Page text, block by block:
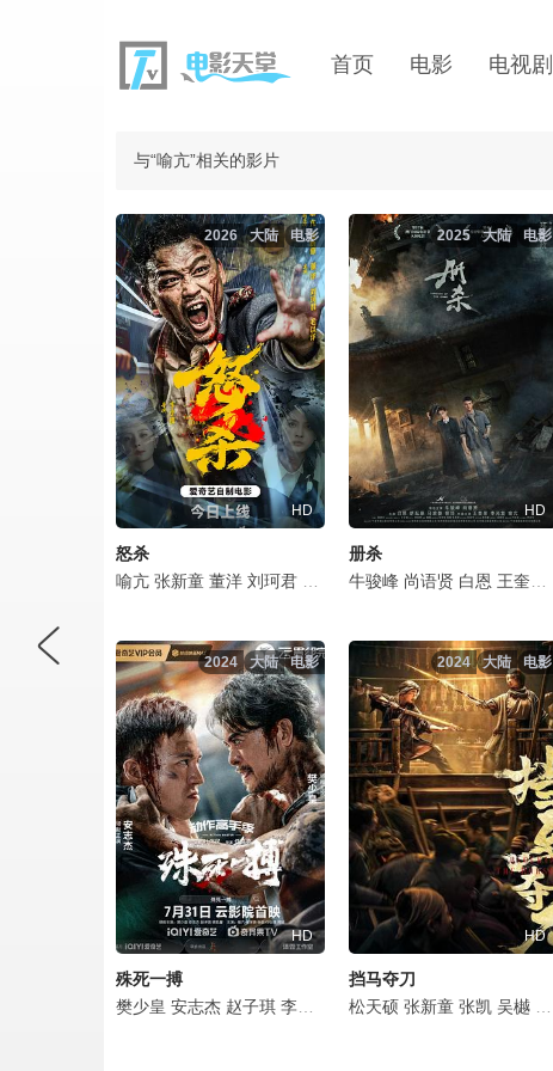
首页 电影 电视剧
与“喻亢”相关的影片
电影
大陆
2026
HD
怒杀
喻亢 张新童 董洋 刘珂君 毛以洋
电影
大陆
2025
HD
册杀
牛骏峰 尚语贤 白恩 王奎荣
电影
大陆
2024
HD
殊死一搏
樊少皇 安志杰 赵子琪 李凯馨 喻亢 楼学贤 张荻 任怡瑄 周斌
电影
大陆
2024
HD
挡马夺刀
松天硕 张新童 张凯 吴樾